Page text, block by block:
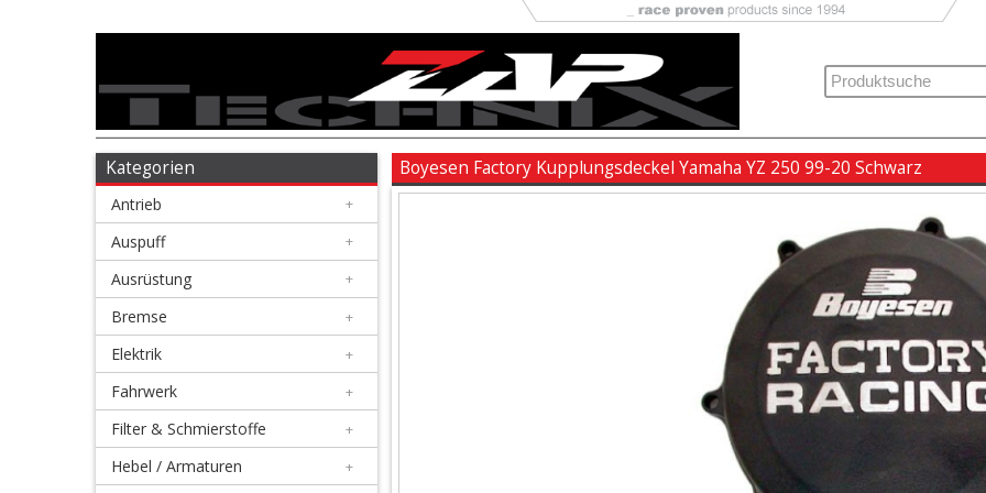
Antrieb
Auspuff
Ausrüstung
Bremse
Elektrik
Fahrwerk
Kategorien
Antrieb +
Auspuff +
Ausrüstung +
Bremse +
Elektrik +
Fahrwerk +
Filter & Schmierstoffe +
Hebel / Armaturen +
Boyesen Factory Kupplungsdeckel Yamaha YZ 250 99-20 Schwarz